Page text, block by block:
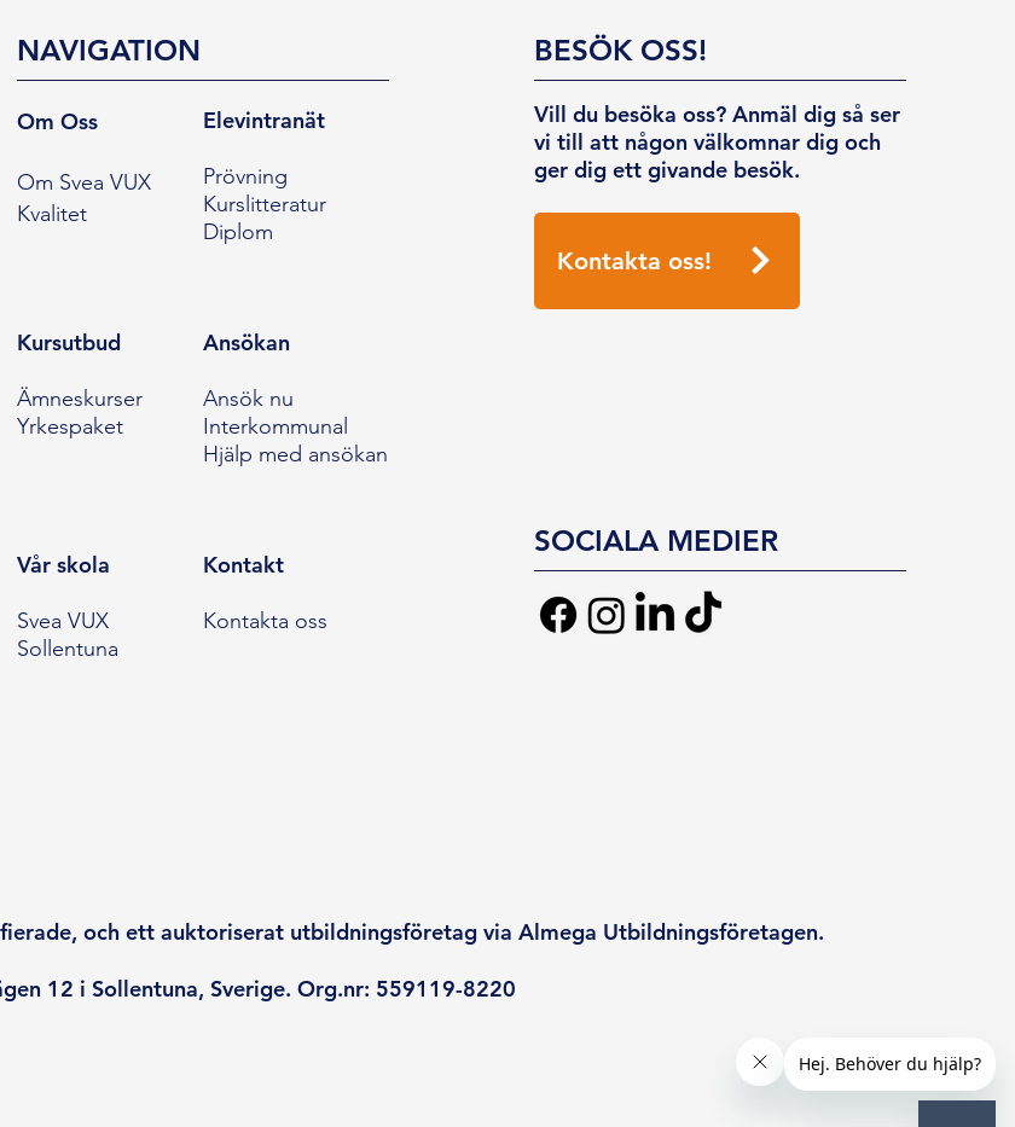
NAVIGATION
Om Oss
Om Svea VUX
Kvalitet
Elevintranät
Prövning
Kurslitteratur
Diplom
Kursutbud
Ämneskurser
Yrkespaket
Ansökan
Ansök nu
Interkommunal
Hjälp med ansökan
Vår skola
Svea VUX
Sollentuna
Kontakt
Kontakta oss
BESÖK OSS!
Vill du besöka oss? Anmäl dig så ser
vi till att någon välkomnar dig och
ger dig ett givande besök.
Kontakta oss!
SOCIALA MEDIER
och ett auktoriserat utbildningsföretag via Almega Utbildningsföretagen.
12 i Sollentuna, Sverige. Org.nr: 559119-8220